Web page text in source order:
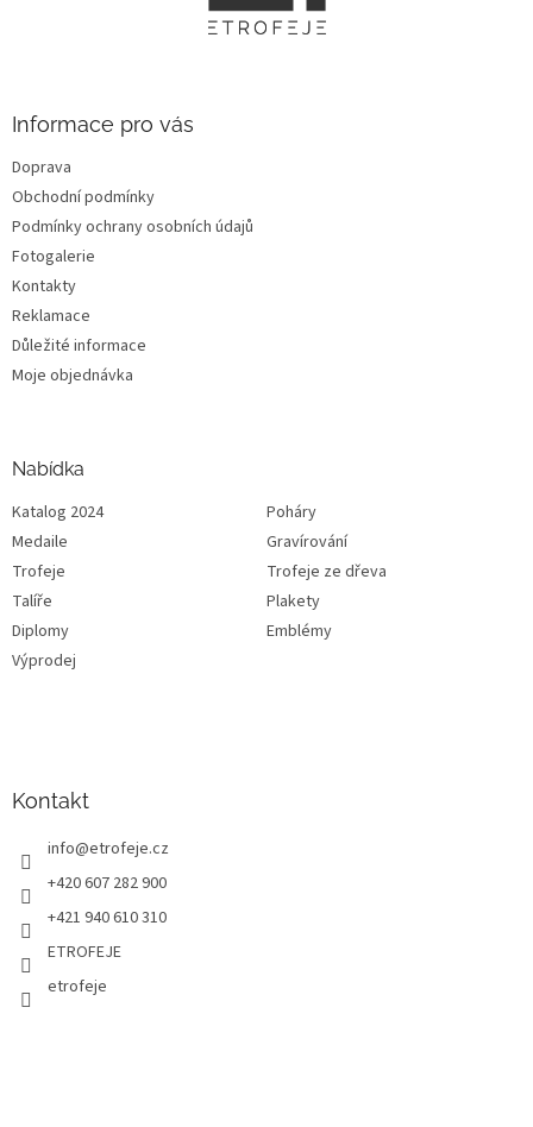
Informace pro vás
Doprava
Obchodní podmínky
Podmínky ochrany osobních údajů
Fotogalerie
Kontakty
Reklamace
Důležité informace
Moje objednávka
Nabídka
Katalog 2024
Poháry
Medaile
Gravírování
Trofeje
Trofeje ze dřeva
Talíře
Plakety
Diplomy
Emblémy
Výprodej
Kontakt
info@etrofeje.cz
+420 607 282 900
+421 940 610 310
ETROFEJE
etrofeje